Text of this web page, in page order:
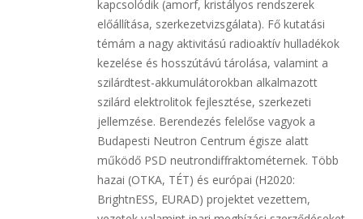
kapcsolódik (amorf, kristályos rendszerek
előállítása, szerkezetvizsgálata). Fő kutatási
témám a nagy aktivitású radioaktív hulladékok
kezelése és hosszútávú tárolása, valamint a
szilárdtest-akkumulátorokban alkalmazott
szilárd elektrolitok fejlesztése, szerkezeti
jellemzése. Berendezés felelőse vagyok a
Budapesti Neutron Centrum égisze alatt
működő PSD neutrondiffraktométernek. Több
hazai (OTKA, TÉT) és európai (H2020:
BrightnESS, EURAD) projektet vezettem,